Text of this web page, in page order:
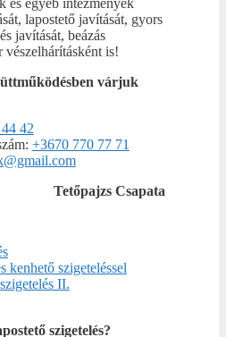
és egyéb intézmények
lapostető javítását, gyors
javítását, beázás
vészelhárításként is!
várjuk
42
+3670 770 77 71
Tetőpajzs Csapata
kenhető szigeteléssel
II.
szigetelés?